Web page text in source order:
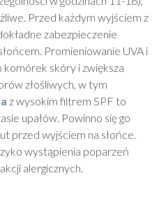
Przed każdym wyjściem z
zabezpieczenie
Promieniowanie UVA i
skóry i zwiększa
złośliwych, w tym
z wysokim filtrem SPF to
upałów. Powinno się go
przed wyjściem na słońce.
wystąpienia poparzeń
alergicznych.